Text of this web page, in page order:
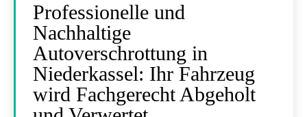
Professionelle und
Nachhaltige
Autoverschrottung in
Niederkassel: Ihr Fahrzeug
wird Fachgerecht Abgeholt